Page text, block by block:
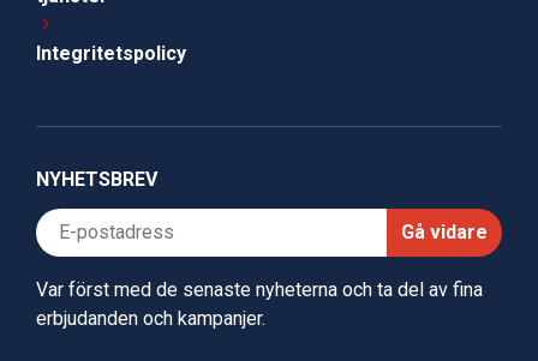
Integritetspolicy
NYHETSBREV
Gå vidare
Var först med de senaste nyheterna och ta del av fina
erbjudanden och kampanjer.